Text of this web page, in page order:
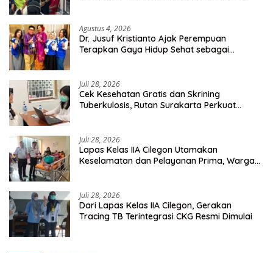
Agustus 4, 2026
Dr. Jusuf Kristianto Ajak Perempuan
Terapkan Gaya Hidup Sehat sebagai
Juli 28, 2026
Cek Kesehatan Gratis dan Skrining
Tuberkulosis, Rutan Surakarta Perkuat
Juli 28, 2026
Lapas Kelas IIA Cilegon Utamakan
Keselamatan dan Pelayanan Prima, Warga
Juli 28, 2026
Dari Lapas Kelas IIA Cilegon, Gerakan
Tracing TB Terintegrasi CKG Resmi Dimulai